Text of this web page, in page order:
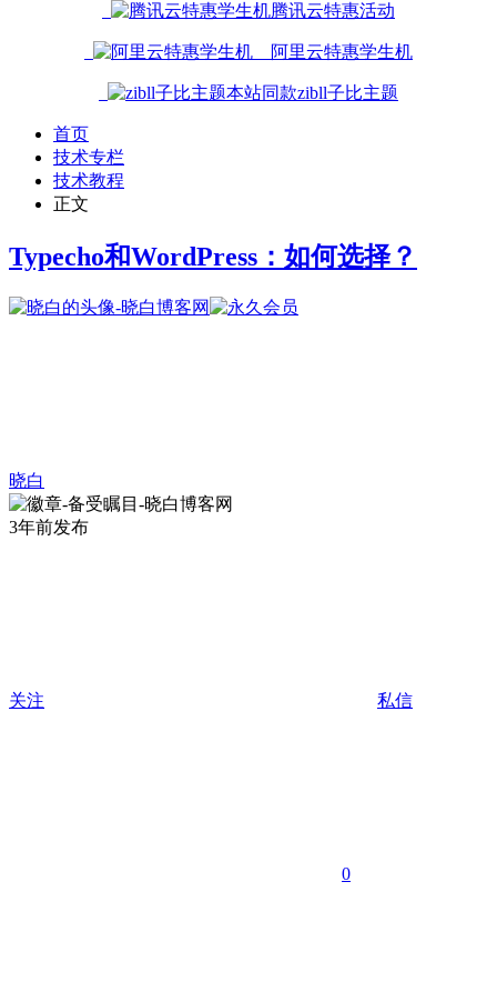
腾讯云特惠活动
阿里云特惠学生机
本站同款zibll子比主题
首页
技术专栏
技术教程
正文
Typecho和WordPress：如何选择？
晓白
3年前发布
关注 私信
0